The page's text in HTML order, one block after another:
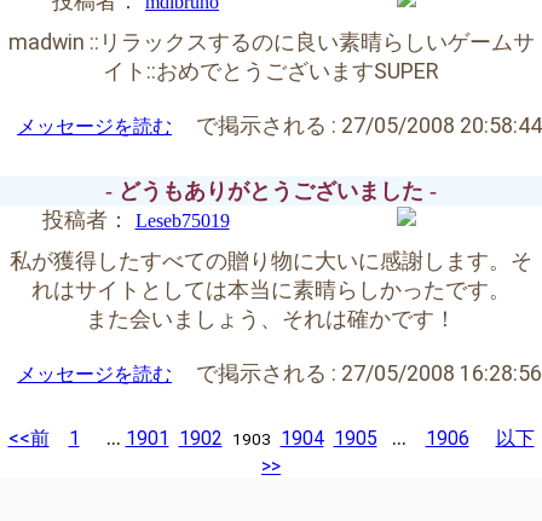
madwin ::リラックスするのに良い素晴らしいゲームサ
イト::おめでとうございますSUPER
メッセージを読む で掲示される : 27/05/2008 20:58:44
- どうもありがとうございました -
投稿者：
Leseb75019
私が獲得したすべての贈り物に大いに感謝します。そ
れはサイトとしては本当に素晴らしかったです。
また会いましょう、それは確かです！
メッセージを読む で掲示される : 27/05/2008 16:28:56
<<前 1 ... 1901 1902 1903 1904 1905 ... 1906
以下
>>